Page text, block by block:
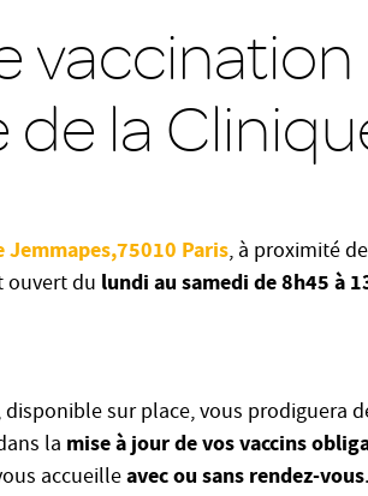
vaccination
la
Jemmapes,75010 Paris, à proximité
ouvert du lundi au samedi de 8h45 à
sur place, vous prodiguera
la mise à jour de vos vaccins
accueilleavec ou sans rendez-vous.